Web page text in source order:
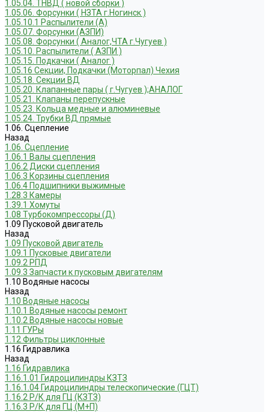
1.05.04. ТНВД ( новой сборки )
1.05.06. Форсунки ( НЗТА г.Ногинск )
1.05.10.1 Распылители (А)
1.05.07. Форсунки (АЗПИ)
1.05.08. Форсунки ( Аналог,ЧТА г.Чугуев )
1.05.10. Распылители ( АЗПИ )
1.05.15. Подкачки ( Аналог )
1.05.16 Секции, Подкачки (Моторпал) Чехия
1.05.18. Секции ВД
1.05.20. Клапанные пары ( г.Чугуев );АНАЛОГ
1.05.21. Клапаны перепускные
1.05.23. Кольца медные и алюминевые
1.05.24. Трубки ВД прямые
1.06. Сцепление
Назад
1.06. Сцепление
1.06.1 Валы сцепления
1.06.2 Диски сцепления
1.06.3 Корзины сцепления
1.06.4 Подшипники выжимные
1.28.3 Камеры
1.39.1 Хомуты
1.08 Турбокомпрессоры (Д)
1.09 Пусковой двигатель
Назад
1.09 Пусковой двигатель
1.09.1 Пусковые двигатели
1.09.2 РПД
1.09.3 Запчасти к пусковым двигателям
1.10 Водяные насосы
Назад
1.10 Водяные насосы
1.10.1 Водяные насосы ремонт
1.10.2 Водяные насосы новые
1.11 ГУРы
1.12 Фильтры циклонные
1.16 Гидравлика
Назад
1.16 Гидравлика
1.16.1.01 Гидроцилиндры КЗТЗ
1.16.1.04 Гидроцилиндры телескопические (ГЦТ)
1.16.2 Р/К для ГЦ (КЗТЗ)
1.16.3 Р/К для ГЦ (М+П)